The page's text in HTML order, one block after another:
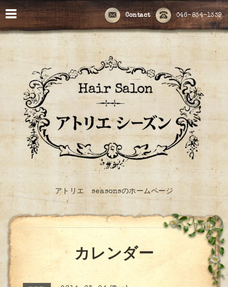
046-834-1339
Contact
アトリエ seasonsのホームページ
カレンダー